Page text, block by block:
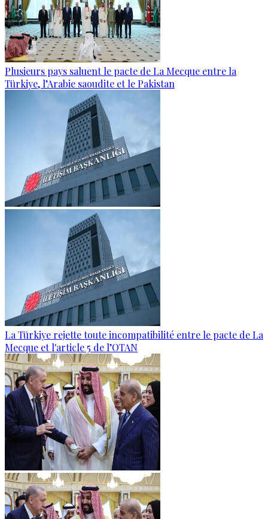
Plusieurs pays saluent le pacte de La Mecque entre la
Türkiye, l’Arabie saoudite et le Pakistan
La Türkiye rejette toute incompatibilité entre le pacte de La
Mecque et l'article 5 de l’OTAN